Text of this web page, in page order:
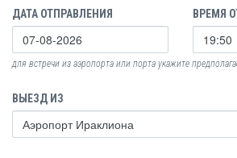
ДАТА ОТПРАВЛЕНИЯ ВРЕМЯ
для встречи из аэропорта или порта укажите
ВЫЕЗД ИЗ